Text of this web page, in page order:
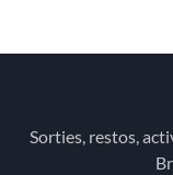
Sorties, restos,